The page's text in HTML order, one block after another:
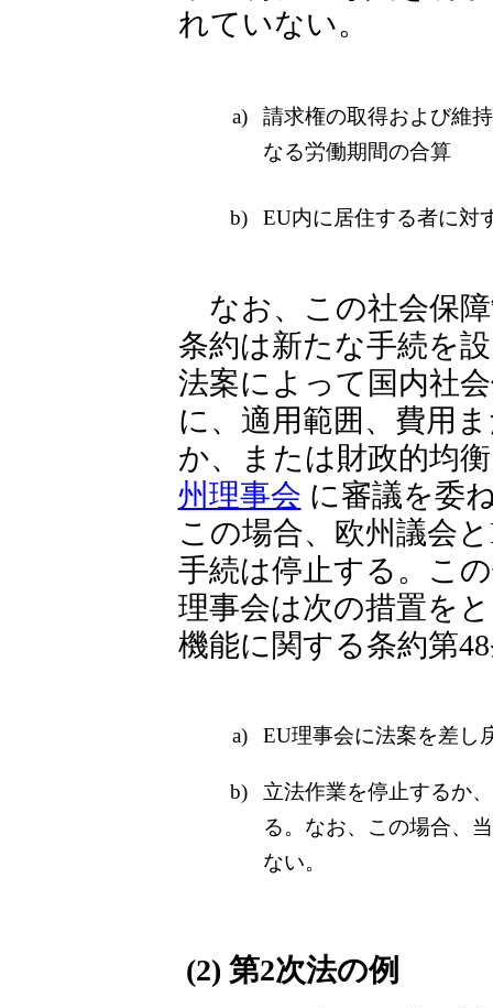
れていない。
a)
請求権の取得および維
なる労働期間の合算
b) EU内に居住する者に対
なお、この社会保
条約は新たな手続を
法案によって国内社
に、適用範囲、費用
か、または財政的均
州理事会 に審議を委
この場合、欧州議会
手続は停止する。こ
理事会は次の措置を
機能に関する条約第
a) EU理事会に法案を差し
b)
立法作業を停止するか
る。なお、この場合、
ない。
(2) 第2次法の例